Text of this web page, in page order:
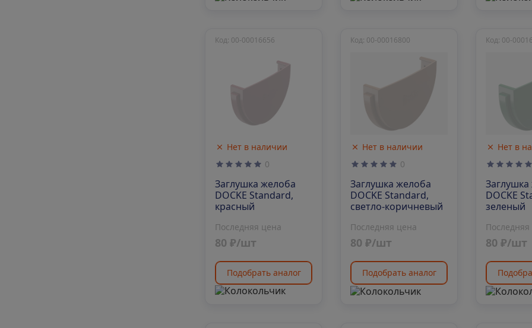
Нет в наличии
Код: 00-00016656
0
Заглушка желоба
DOCKE Standard,
красный
Последняя цена
80 ₽/шт
Подобрать аналог
Нет в наличии
Код: 00-00016800
0
Заглушка желоба
DOCKE Standard,
светло-коричневый
Последняя цена
80 ₽/шт
Подобрать аналог
Нет в
Код: 00-
DOCKE
зеленый
80 ₽/шт